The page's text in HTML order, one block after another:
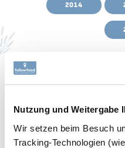
Nutzung und Weitergabe
Wir setzen beim Besuch
Tracking-Technologien
0
2014
11.12.2017
Alnatura
fair handeln